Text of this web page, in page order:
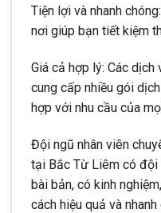
Tiện lợi và nhanh
nơi giúp bạn tiết kiệm
Giá cả hợp lý: Các
cung cấp nhiều gói
hợp với nhu cầu của
Đội ngũ nhân viên
tại Bắc Từ Liêm có
bài bản, có kinh
cách hiệu quả và nhanh